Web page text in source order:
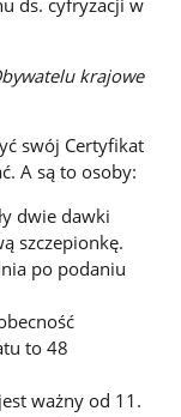
ds. cyfryzacji w
krajowe
swój Certyfikat
A są to osoby:
dwie dawki
szczepionkę.
po podaniu
to 48
ważny od 11.